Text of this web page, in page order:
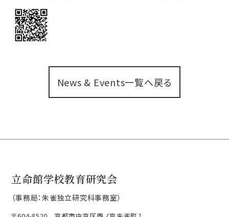
News & Events一覧へ戻る
立命館学校教育研究会
（事務局：朱雀独立研究科事務室）